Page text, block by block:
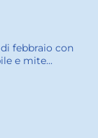
febbraio con
e mite...